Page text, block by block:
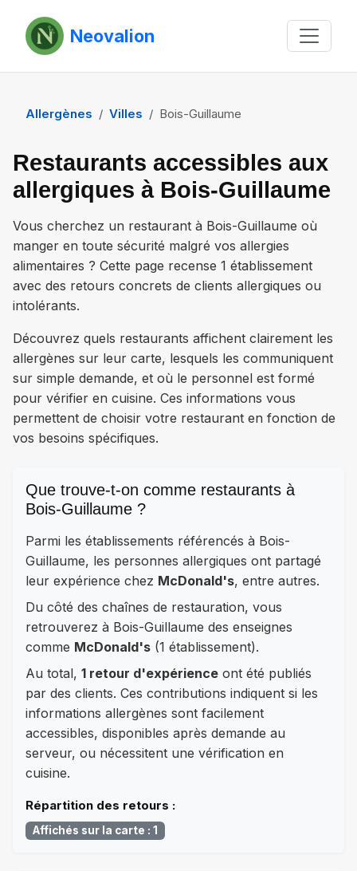
Neovalion
Allergènes Villes Bois-Guillaume
Restaurants accessibles aux
allergiques à Bois-Guillaume
Vous cherchez un restaurant à Bois-Guillaume où
manger en toute sécurité malgré vos allergies
alimentaires ? Cette page recense 1 établissement
avec des retours concrets de clients allergiques ou
intolérants.
Découvrez quels restaurants affichent clairement les
allergènes sur leur carte, lesquels les communiquent
sur simple demande, et où le personnel est formé
pour vérifier en cuisine. Ces informations vous
permettent de choisir votre restaurant en fonction de
vos besoins spécifiques.
Que trouve-t-on comme restaurants à
Bois-Guillaume ?
Parmi les établissements référencés à Bois-
Guillaume, les personnes allergiques ont partagé
leur expérience chez McDonald's, entre autres.
Du côté des chaînes de restauration, vous
retrouverez à Bois-Guillaume des enseignes
comme McDonald's (1 établissement).
Au total, 1 retour d'expérience ont été publiés
par des clients. Ces contributions indiquent si les
informations allergènes sont facilement
accessibles, disponibles après demande au
serveur, ou nécessitent une vérification en
cuisine.
Répartition des retours :
Affichés sur la carte : 1